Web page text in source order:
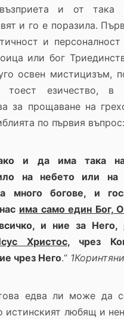
и от така
и го е поразила.
и персоналност
или бог
освен мистицизъм,
тоест езичество, в
за прощаване на
по първия въпрос:
и да има така
на небето или на
много богове, и
има само един Бог,
и ние за Него,
Христос, чрез
чрез Него.“
едва ли може да
истинският любящ и